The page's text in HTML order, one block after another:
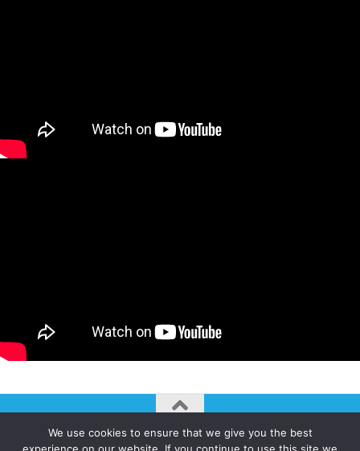
AUTOGIRO/el giro del arte actual © JAVIER MARTINEZ 2026. All
We use cookies to ensure that we give you the best